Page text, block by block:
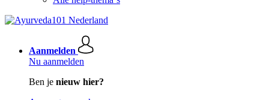
Aanmelden
Nu aanmelden
Ben je nieuw hier?